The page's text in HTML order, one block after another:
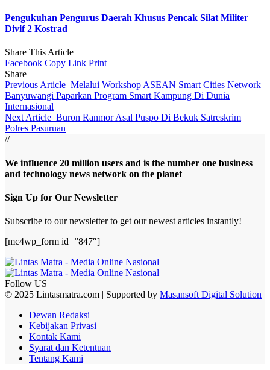
Pengukuhan Pengurus Daerah Khusus Pencak Silat Militer
Divif 2 Kostrad
Share This Article
Facebook Copy Link Print
Share
Previous Article Melalui Workshop ASEAN Smart Cities Network
Banyuwangi Paparkan Program Smart Kampung Di Dunia
Internasional
Next Article Buron Ranmor Asal Puspo Di Bekuk Satreskrim
Polres Pasuruan
//
We influence 20 million users and is the number one business
and technology news network on the planet
Sign Up for Our Newsletter
Subscribe to our newsletter to get our newest articles instantly!
[mc4wp_form id=”847″]
Follow US
© 2025 Lintasmatra.com | Supported by Masansoft Digital Solution
Dewan Redaksi
Kebijakan Privasi
Kontak Kami
Syarat dan Ketentuan
Tentang Kami